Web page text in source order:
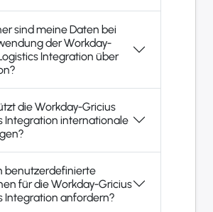
sind meine Daten bei
der Workday-
Integration über
die Workday-Gricius
Integration internationale
benutzerdefinierte
für die Workday-Gricius
Integration anfordern?